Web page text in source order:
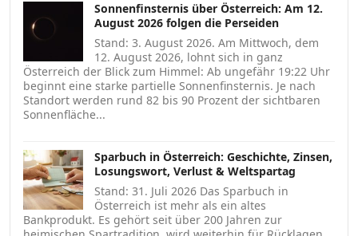
Sonnenfinsternis über Österreich: Am 12.
August 2026 folgen die Perseiden
Stand: 3. August 2026. Am Mittwoch, dem
12. August 2026, lohnt sich in ganz
Österreich der Blick zum Himmel: Ab ungefähr 19:22 Uhr
beginnt eine starke partielle Sonnenfinsternis. Je nach
Standort werden rund 82 bis 90 Prozent der sichtbaren
Sonnenfläche...
Sparbuch in Österreich: Geschichte, Zinsen,
Losungswort, Verlust & Weltspartag
Stand: 31. Juli 2026 Das Sparbuch in
Österreich ist mehr als ein altes
Bankprodukt. Es gehört seit über 200 Jahren zur